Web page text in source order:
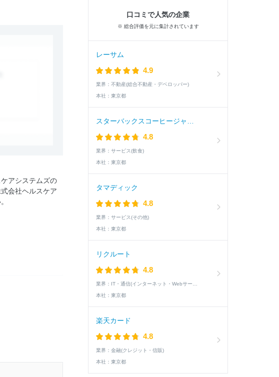
アシステムズの
会社ヘルスケア
口コミで人気の企業
※ 総合評価を元に集計されています
レーサム
4.9
業界： 不動産(総合不動産・デベロッパー)
本社： 東京都
4.8
業界： サービス(飲食)
本社： 東京都
タマディック
4.8
業界： サービス(その他)
本社： 東京都
リクルート
4.8
業界：
本社： 東京都
楽天カード
4.8
業界： 金融(クレジット・信販)
本社： 東京都